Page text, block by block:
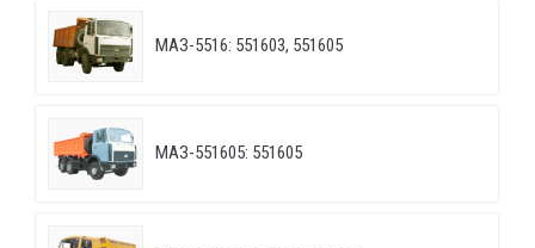
МАЗ-5516: 551603, 551605
МАЗ-551605: 551605